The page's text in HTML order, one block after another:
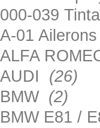
000-039
A-01
ALFA
AUDI (26)
BMW (2)
BMW E81 /